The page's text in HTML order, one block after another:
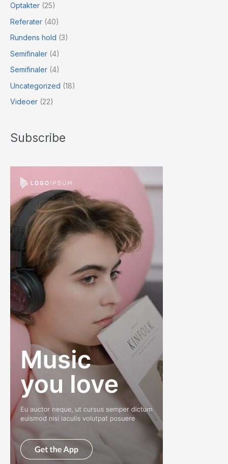
Optakter (25)
Referater (40)
Rundens hold (3)
Semifinaler (4)
Semifinaler (4)
Uncategorized (18)
Videoer (22)
Subscribe